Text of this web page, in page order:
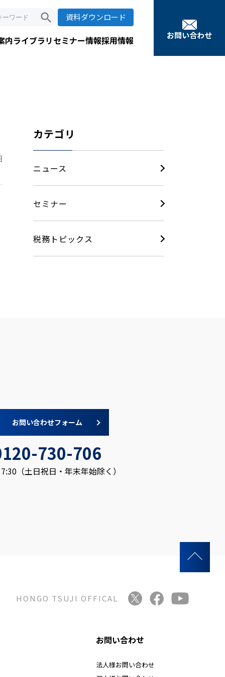
search 資料ダウンロード
内ライブラリセミナー情報採用情報 お問い合わせ
カテゴリ
ニュース
セミナー
税務 トピックス
お問い合わせフォーム
730-706
（土日祝日・年末年始除く）
HONGO TSUJI OFFICAL
お問い合わせ
法人様お問い合わせ